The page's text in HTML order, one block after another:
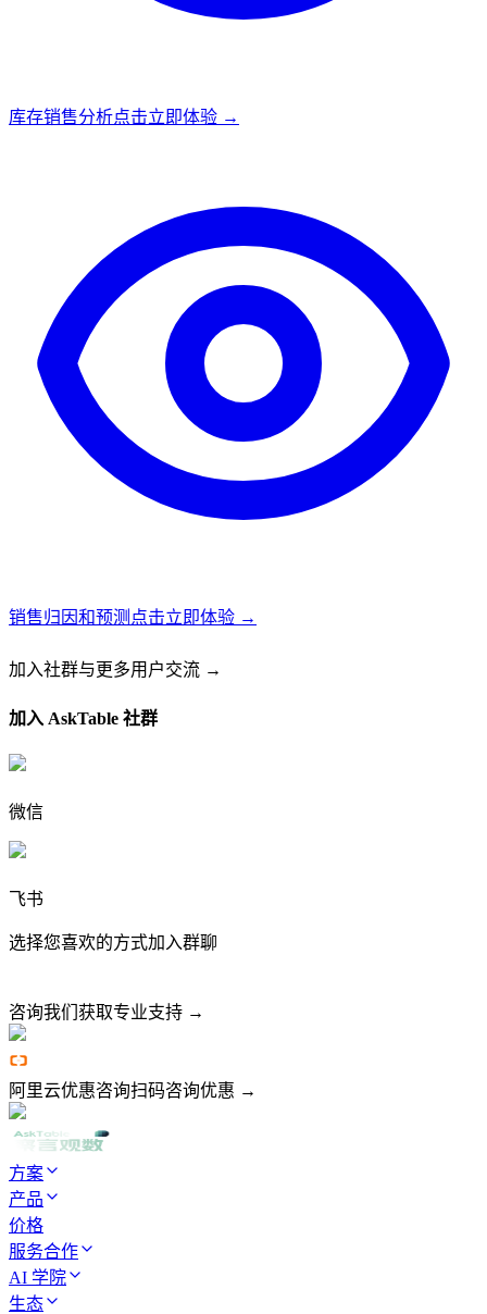
库存销售分析点击立即体验 →
销售归因和预测 点击立即体验 →
加入社群与更多用户交流 →
加入 AskTable 社群
微信
飞书
选择您喜欢的方式加入群聊
咨询我们 获取专业支持 →
阿里云优惠咨询扫码咨询优惠 →
方案
产品
价格
服务合作
AI 学院
生态